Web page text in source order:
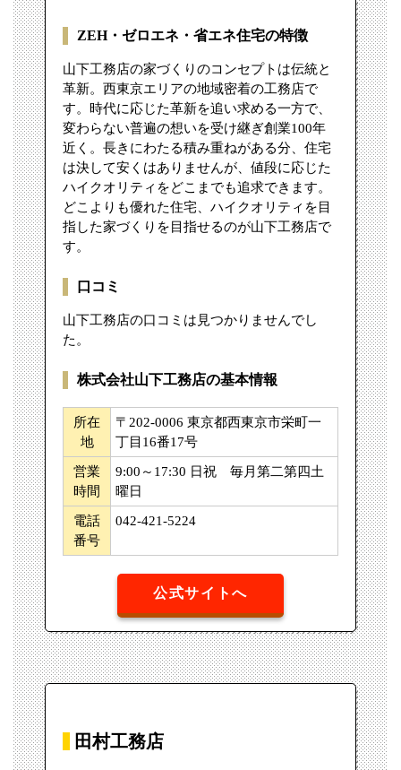
ZEH・ゼロエネ・省エネ住宅の特徴
山下工務店の家づくりのコンセプトは伝統と
革新。西東京エリアの地域密着の工務店で
す。時代に応じた革新を追い求める一方で、
変わらない普遍の想いを受け継ぎ創業100年
近く。長きにわたる積み重ねがある分、住宅
は決して安くはありませんが、値段に応じた
ハイクオリティをどこまでも追求できます。
どこよりも優れた住宅、ハイクオリティを目
指した家づくりを目指せるのが山下工務店で
す。
口コミ
山下工務店の口コミは見つかりませんでし
た。
株式会社山下工務店の基本情報
所在
地
〒202-0006 東京都西東京市栄町一
丁目16番17号
営業
時間
9:00～17:30 日祝 毎月第二第四土
曜日
電話
番号
042-421-5224
公式サイトへ
田村工務店